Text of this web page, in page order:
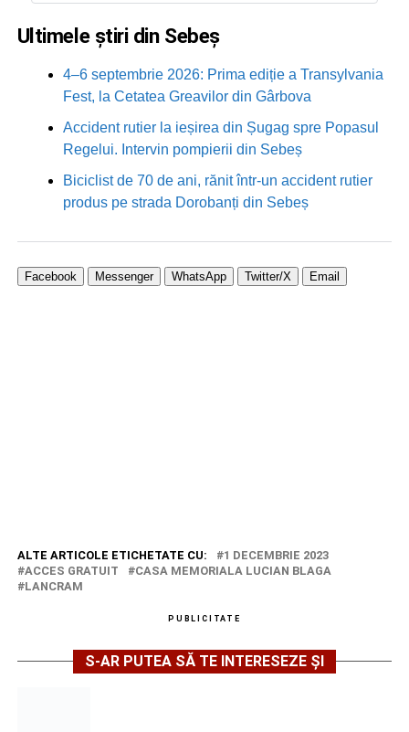
Ultimele știri din Sebeș
4–6 septembrie 2026: Prima ediție a Transylvania
Fest, la Cetatea Greavilor din Gârbova
Accident rutier la ieșirea din Șugag spre Popasul
Regelui. Intervin pompierii din Sebeș
Biciclist de 70 de ani, rănit într-un accident rutier
produs pe strada Dorobanți din Sebeș
Facebook Messenger WhatsApp Twitter/X Email
ALTE ARTICOLE ETICHETATE CU:
1 DECEMBRIE 2023
ACCES GRATUIT
CASA MEMORIALA LUCIAN BLAGA
LANCRAM
PUBLICITATE
S-AR PUTEA SĂ TE INTERESEZE ȘI